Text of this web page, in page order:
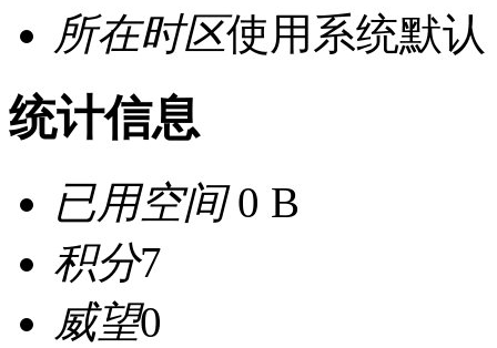
所在时区使用系统默认
统计信息
已用空间0 B
积分7
威望0